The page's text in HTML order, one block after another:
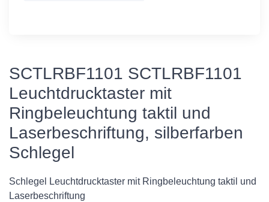
SCTLRBF1101 SCTLRBF1101
Leuchtdrucktaster mit
Ringbeleuchtung taktil und
Laserbeschriftung, silberfarben
Schlegel
Schlegel Leuchtdrucktaster mit Ringbeleuchtung taktil und
Laserbeschriftung